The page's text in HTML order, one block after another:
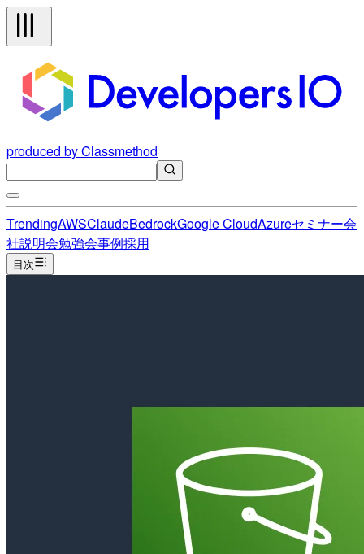
produced by Classmethod
TrendingAWSClaudeBedrockGoogle CloudAzureセミナー会
社説明会勉強会事例採用
目次